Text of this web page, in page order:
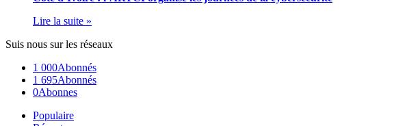
Lire la suite »
Suis nous sur les réseaux
1 000Abonnés
1 695Abonnés
0Abonnes
Populaire